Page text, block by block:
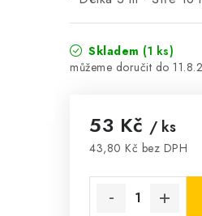
Skladem (1 ks)
53 Kč / ks
43,80 Kč bez DPH